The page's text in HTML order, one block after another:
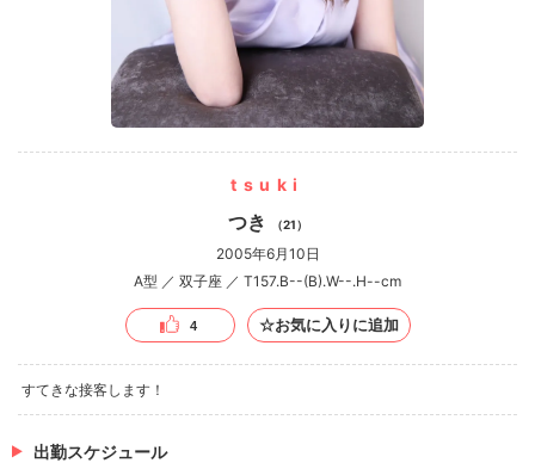
tsuki
つき （21）
2005年6月10日
A型 ／ 双子座 ／ T157.B--(B).W--.H--cm
4 ☆お気に入りに追加
すてきな接客します！
出勤スケジュール